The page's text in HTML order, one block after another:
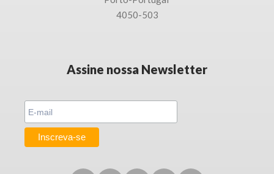
4050-503
Assine nossa Newsletter